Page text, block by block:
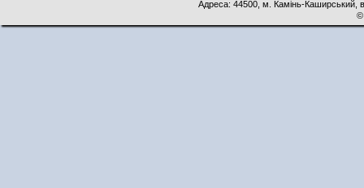
Адреса: 44500, м. Камінь-Каширський,
©